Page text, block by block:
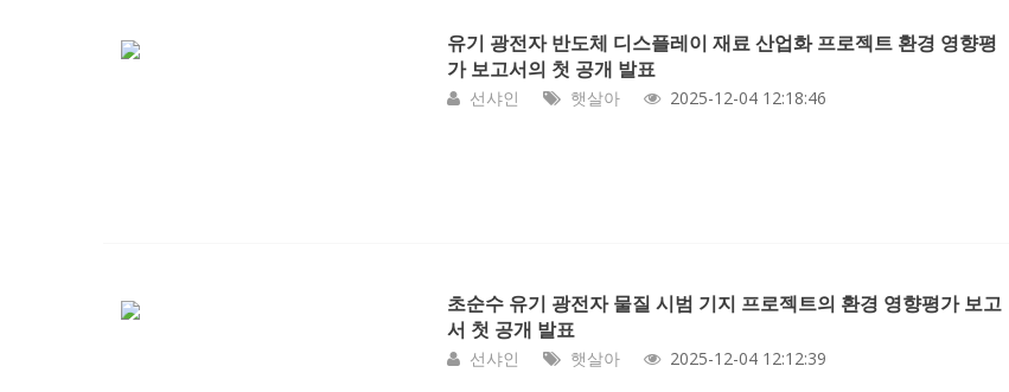
유기 광전자 반도체 디스플레이 재료 산업화 프로젝트 환경 영향평
가 보고서의 첫 공개 발표
선샤인
햇살아 2025-12-04 12:18:46
초순수 유기 광전자 물질 시범 기지 프로젝트의 환경 영향평가 보고
서 첫 공개 발표
선샤인
햇살아 2025-12-04 12:12:39